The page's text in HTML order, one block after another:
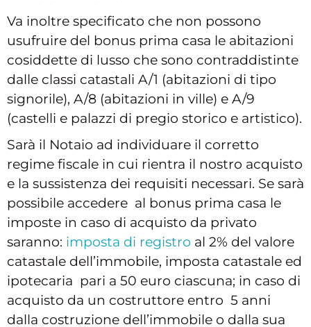
Va inoltre specificato che non possono
usufruire del bonus prima casa le abitazioni
cosiddette di lusso che sono contraddistinte
dalle classi catastali A/1 (abitazioni di tipo
signorile), A/8 (abitazioni in ville) e A/9
(castelli e palazzi di pregio storico e artistico).
Sarà il Notaio ad individuare il corretto
regime fiscale in cui rientra il nostro acquisto
e la sussistenza dei requisiti necessari. Se sarà
possibile accedere al bonus prima casa le
imposte in caso di acquisto da privato
saranno: imposta di registro al 2% del valore
catastale dell’immobile, imposta catastale ed
ipotecaria pari a 50 euro ciascuna; in caso di
acquisto da un costruttore entro 5 anni
dalla costruzione dell’immobile o dalla sua